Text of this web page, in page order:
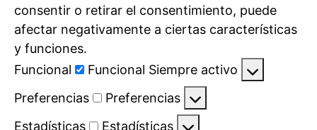
consentir o retirar el consentimiento, puede
afectar negativamente a ciertas características
y funciones.
Funcional
Funcional Siempre activo
Preferencias
Preferencias
Estadísticas
Estadísticas